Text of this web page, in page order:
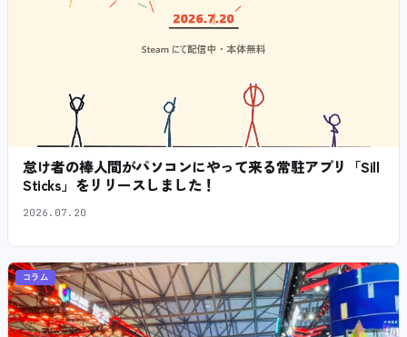
怠け者の棒人間がパソコンにやって来る常駐アプリ「Sill
Sticks」をリリースしました！
2026.07.20
コラム